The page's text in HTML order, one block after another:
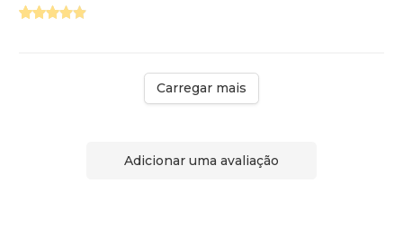
Carregar mais
Adicionar uma avaliação